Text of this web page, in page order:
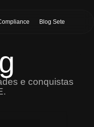
Blog Sete
e conquistas